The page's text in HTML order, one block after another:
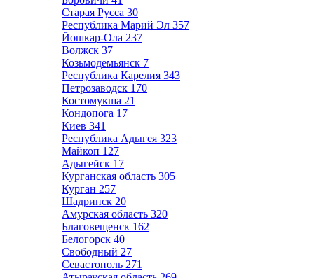
Старая Русса 30
Республика Марий Эл 357
Йошкар-Ола 237
Волжск 37
Козьмодемьянск 7
Республика Карелия 343
Петрозаводск 170
Костомукша 21
Кондопога 17
Киев 341
Республика Адыгея 323
Майкоп 127
Адыгейск 17
Курганская область 305
Курган 257
Шадринск 20
Амурская область 320
Благовещенск 162
Белогорск 40
Свободный 27
Севастополь 271